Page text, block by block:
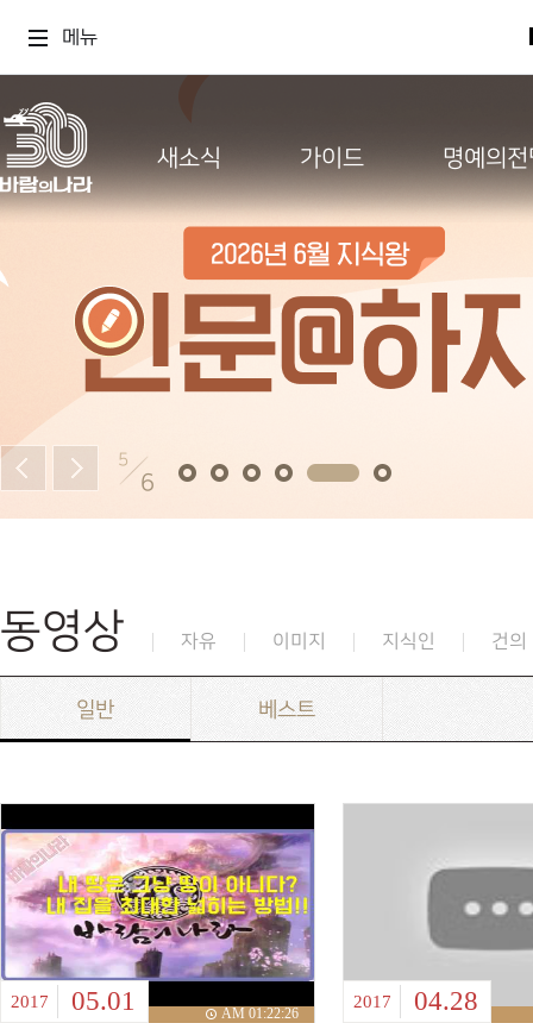
메뉴
새소식 가이드 명예의
5
6
동영상 자유 이미지 지식인 건의
일반 베스트
2017 05.01 AM 01:22:26
2017 04.28